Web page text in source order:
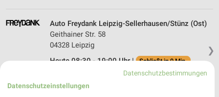
❯
Auto Freydank Leipzig-Sellerhausen/Stünz (Ost)
Geithainer Str. 58
04328 Leipzig
Heute 08:30 - 19:00 Uhr | Schließt in 9 Min.
Datenschutzbestimmungen
Datenschutzeinstellungen